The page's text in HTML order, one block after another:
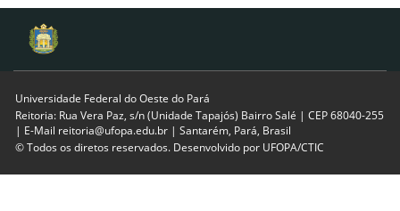
Universidade Federal do Oeste do Pará
Reitoria: Rua Vera Paz, s/n (Unidade Tapajós) Bairro Salé | CEP 68040-255
| E-Mail reitoria@ufopa.edu.br | Santarém, Pará, Brasil
© Todos os diretos reservados. Desenvolvido por UFOPA/CTIC